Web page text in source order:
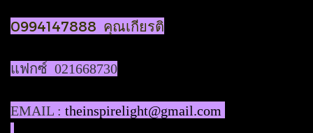
0994147888 คุณเกียรติ
แฟกซ์ 021668730
EMAIL : theinspirelight@gmail.com